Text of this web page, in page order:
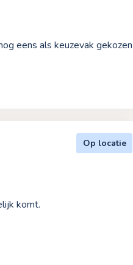
eens als keuzevak gekozen
Op locatie
komt.